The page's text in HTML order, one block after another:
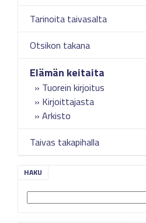
Tarinoita taivasalta
Otsikon takana
Elämän keitaita
Tuorein kirjoitus
Kirjoittajasta
Arkisto
Taivas takapihalla
HAKU